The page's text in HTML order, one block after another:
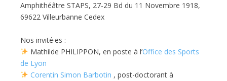
Amphithéâtre STAPS, 27-29 Bd du 11 Novembre 1918,
69622 Villeurbanne Cedex
Nos invité·es :
Mathilde PHILIPPON, en poste à l’Office des Sports
de Lyon
Corentin Simon Barbotin , post-doctorant à